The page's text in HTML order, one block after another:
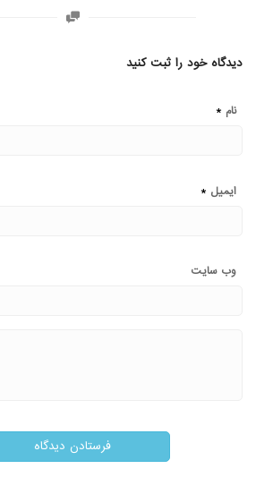
دیدگاه خود را ثبت کنید
نام *
ایمیل *
وب‌ سایت